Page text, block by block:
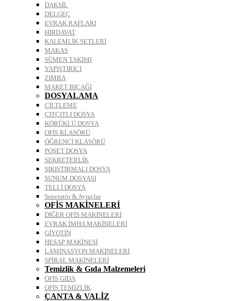
DAKSİL
DELGEÇ
EVRAK RAFLARI
HIRDAVAT
KALEMLİK SETLERİ
MAKAS
SÜMEN TAKIMI
YAPIŞTIRICI
ZIMBA
MAKET BIÇAĞI
DOSYALAMA
CİLTLEME
ÇITÇITLI DOSYA
KÖRÜKLÜ DOSYA
OFİS KLASÖRÜ
ÖĞRENCİ KLASÖRÜ
POŞET DOSYA
SEKRETERLİK
SIKIŞTIRMALI DOSYA
SUNUM DOSYASI
TELLİ DOSYA
Seperatör & Ayraçlar
OFİS MAKİNELERİ
DİĞER OFİS MAKİNELERİ
EVRAK İMHA MAKİNELERİ
GİYOTİN
HESAP MAKİNESİ
LAMİNASYON MAKİNELERİ
SPİRAL MAKİNELERİ
Temizlik & Gıda Malzemeleri
OFİS GIDA
OFİS TEMİZLİK
ÇANTA & VALİZ